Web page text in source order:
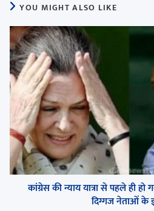
YOU MIGHT ALSO LIKE
कांग्रेस की न्याय यात्रा से पहले ही
दिग्गज नेताओं के